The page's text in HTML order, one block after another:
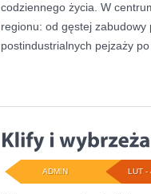
codziennego życia. W
regionu: od gęstej
postindustrialnych pejzaży po
LUT -
ADMIN